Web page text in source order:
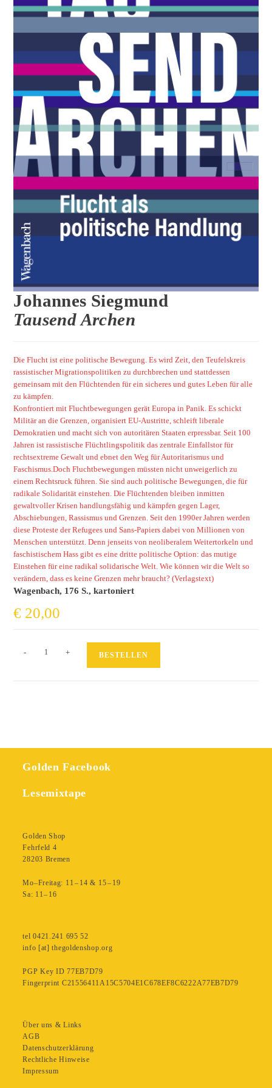
Johannes Siegmund
Tausend Archen
Die Flucht ist eine politische Bewegung. Es wird Zeit, den Teufelskreis
rassistischer Migrationspolitiken zu durchbrechen und stattdessen
gemeinsam mit den Flüchtenden für ein sicheres und gutes Leben für alle
zu kämpfen.
Konfrontiert mit Fluchtbewegungen gerät Europa in Panik. Es schickt
Militär an die Grenzen, organisiert EU-Austritte, schleift liberale
Demokratien und macht sich von autoritären Staaten erpressbar. Seit 100
Jahren ist rassistische Flüchtlingspolitik das zentrale Einfallstor für
rechtsextreme Gewalt und ebnet den Weg für Autoritarismus und
Faschismus.Doch Fluchtbewegungen müssten nicht unweigerlich zu
einem Rechtsruck führen. Sie sind auch politische Bewegungen, die für
radikale Solidarität einstehen. Die Flüchtenden bleiben inmitten
gewaltvoller Krisen handlungsfähig und kämpfen gegen Lager,
Abschiebungen, Rassismus und Grenzen. Seit den 1990er Jahren werden
diese Proteste der Refugees und Sans-Papiers dabei von Millionen von
Menschen unterstützt. Denn jenseits von neoliberalem Weitertorkeln und
faschistischem Hass gibt es eine dritte politische Option: das mutige
Einstehen für eine radikal solidarische Welt. Wie können wir die Welt so
verändern, dass es keine Grenzen mehr braucht? (Verlagstext)
Wagenbach, 176 S., kartoniert
€ 20,00
- + BESTELLEN
Golden Facebook
Lesemixtape
Golden Shop
Fehrfeld 4
28203 Bremen
Mo–Freitag: 11 – 14 & 15 – 19
Sa: 11– 16
tel 0421.241 695 52
info [at] thegoldenshop.org
PGP Key ID 77EB7D79
Fingerprint C21556411A15C5704E1C678EF8C6222A77EB7D79
Über uns & Links
AGB
Datenschutzerklärung
Rechtliche Hinweise
Impressum